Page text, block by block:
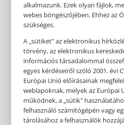
alkalmazunk. Ezek olyan fájlok,
webes böngészőjében. Ehhez az
szükséges.
A „sütiket" az elektronikus
törvény, az elektronikus
információs társadalommal
egyes kérdéseiről szóló 2001. évi
Európai Unió előírásainak
weblapoknak, melyek az Európai
működnek, a „sütik"
felhasználó számítógépén vagy
tárolásához a felhasználók